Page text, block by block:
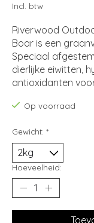
Incl. btw
Riverwood
Boar is een
Speciaal
dierlijke eiwitten,
antioxidanten
Op voorraad
Gewicht: *
Hoeveelheid: